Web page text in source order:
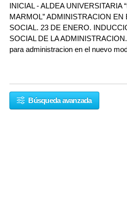
INICIAL - ALDEA UNIVERSITARIA
MARMOL” ADMINISTRACION
SOCIAL. 23 DE ENERO.
SOCIAL DE LA
para administracion en el nuevo
Búsqueda avanzada